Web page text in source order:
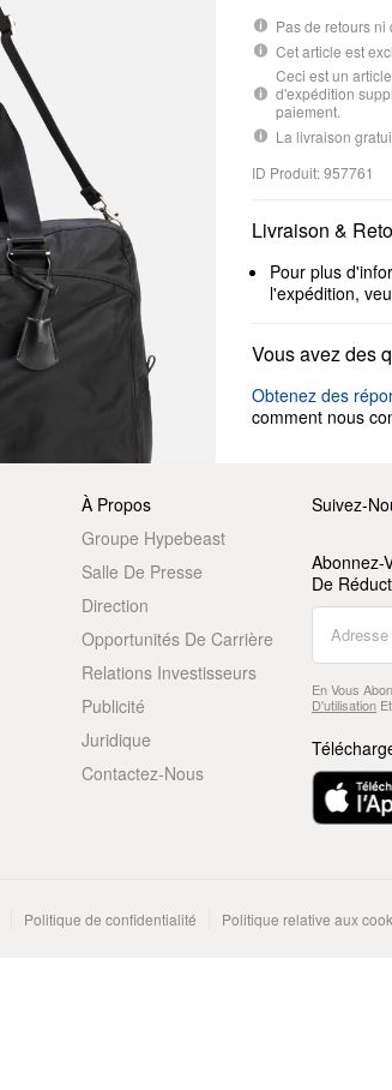
Pas de retours ni
Cet article est
Ceci est un
d'expédition
paiement.
La livraison
ID Produit: 957761
Livraison &
Pour plus
l'expédition,
Vous avez des
Obtenez des
comment nous
À Propos
Groupe Hypebeast
Salle De Presse
Direction
Opportunités De Carrière
Relations Investisseurs
Publicité
Juridique
Contactez-Nous
Suivez-
Abonnez-
De
En Vous
D'utilisation
Politique de confidentialité Politique relative aux